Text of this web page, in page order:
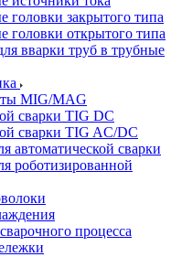
головки закрытого типа
головки открытого типа
вварки труб в трубные
MIG/MAG
сварки TIG DC
сварки TIG AC/DC
автоматической сварки
роботизированной
процесса